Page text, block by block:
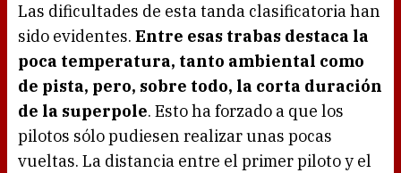
Las dificultades de esta tanda clasificatoria han
sido evidentes. Entre esas trabas destaca la
poca temperatura, tanto ambiental como
de pista, pero, sobre todo, la corta duración
de la superpole. Esto ha forzado a que los
pilotos sólo pudiesen realizar unas pocas
vueltas. La distancia entre el primer piloto y el